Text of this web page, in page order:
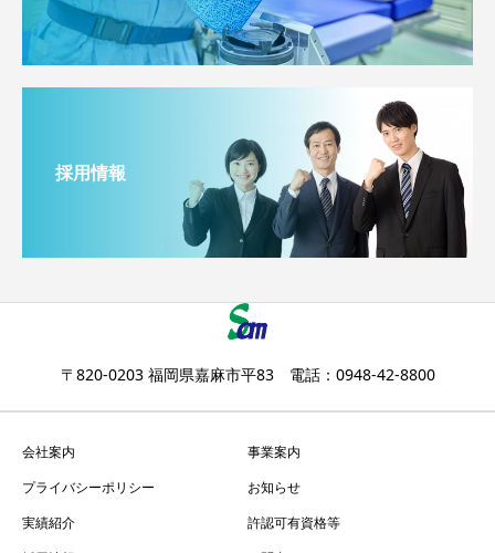
採用情報
〒820-0203 福岡県嘉麻市平83 電話：0948-42-8800
会社案内
事業案内
プライバシーポリシー
お知らせ
実績紹介
許認可有資格等